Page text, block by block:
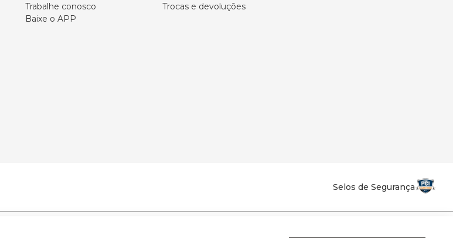
Trabalhe conosco
Baixe o APP
Trocas e devoluções
Selos de Segurança